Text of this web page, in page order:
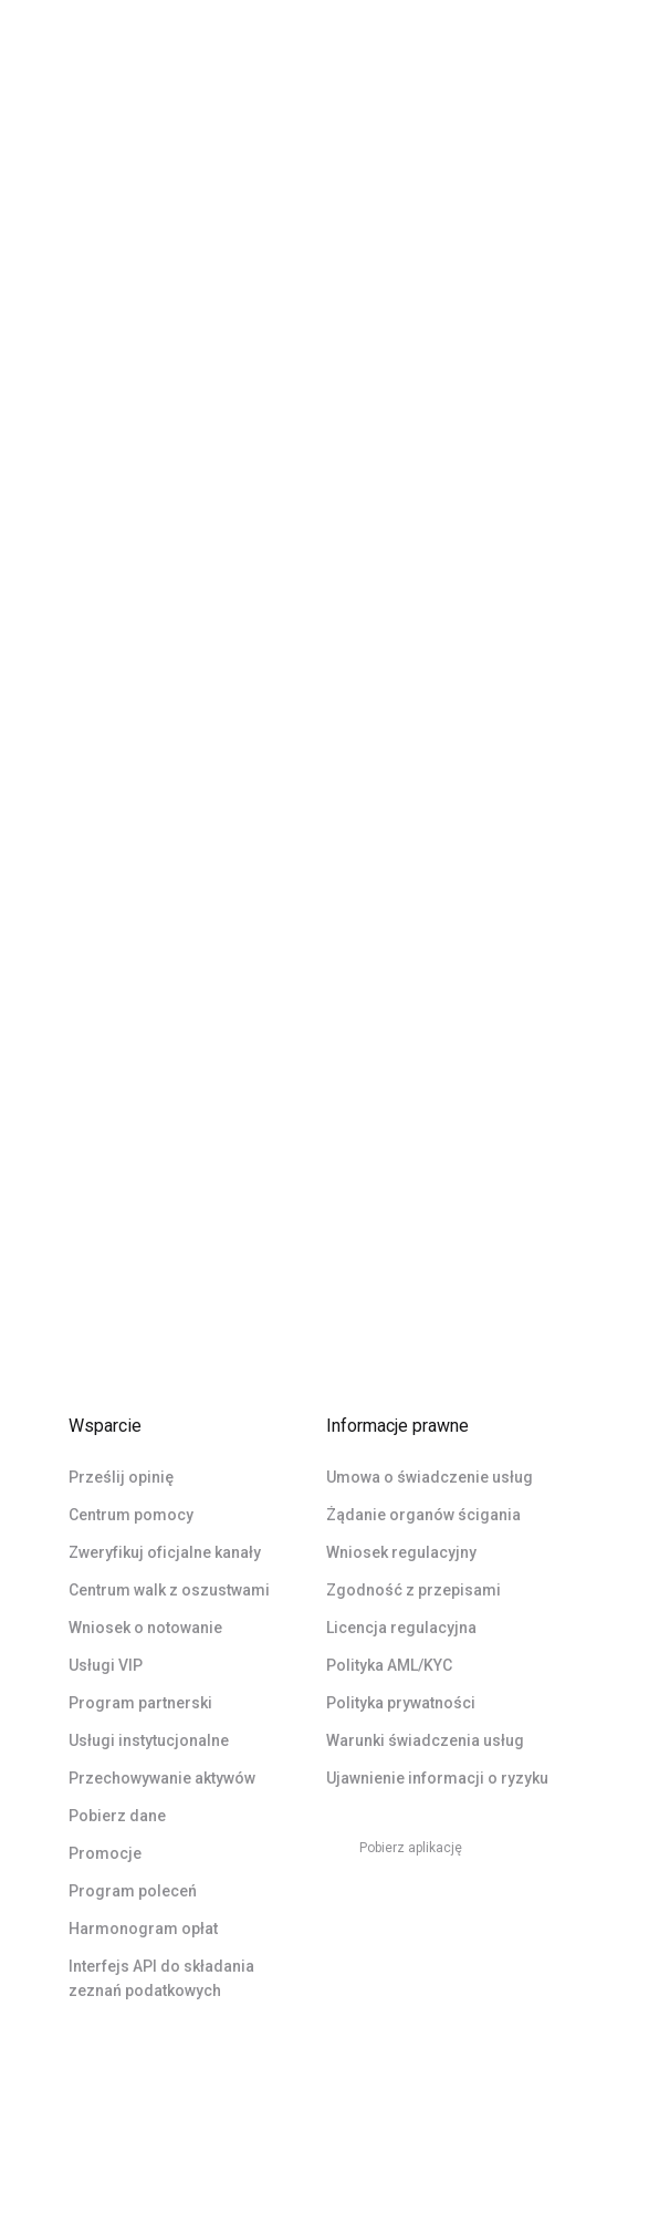
Wsparcie
Prześlij opinię
Centrum pomocy
Zweryfikuj oficjalne kanały
Centrum walk z oszustwami
Wniosek o notowanie
Usługi VIP
Program partnerski
Usługi instytucjonalne
Przechowywanie aktywów
Pobierz dane
Promocje
Program poleceń
Harmonogram opłat
Interfejs API do składania
zeznań podatkowych
Informacje prawne
Umowa o świadczenie usług
Żądanie organów ścigania
Wniosek regulacyjny
Zgodność z przepisami
Licencja regulacyjna
Polityka AML/KYC
Polityka prywatności
Warunki świadczenia usług
Ujawnienie informacji o ryzyku
Pobierz aplikację